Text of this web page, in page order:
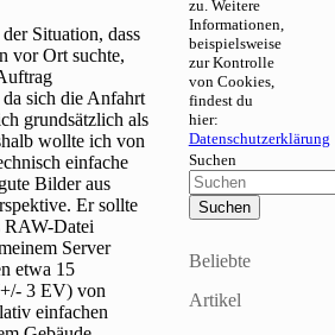
Situation, dass
vor Ort suchte,
sich die Anfahrt
grundsätzlich als
wollte ich von
einfache
Bilder aus
Er sollte
RAW-Datei
Server
etwa 15
3 EV) von
einfachen
zu. Weitere
Informationen,
beispielsweise
zur Kontrolle
von Cookies,
findest du
hier:
Datenschutzerklärung
Suchen
Beliebte
Artikel